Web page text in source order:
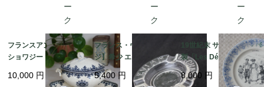
フランスアンティーク
ショワジー・ル・ロワ
"GAGNY" ソースポッ
ト / ソーシエール 蓋付
10,000 円
フランス・ヴィンテー
ジ】希少 エビアン(evia
n) CACHAT ガラス灰
皿 / 蚤の市 1960-70s｜
5,400 円
19世紀末 サルグミンヌ
製「Les Délices de la
Table」果物柄プレート
フランスアンティーク
8,000 円